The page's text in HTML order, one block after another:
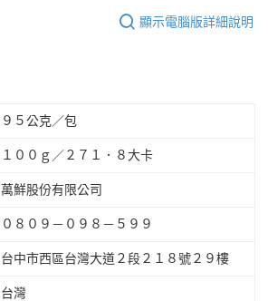
顯示電腦版詳細說明
９５公克／包
１００ｇ／２７１．８大卡
萬鮮股份有限公司
０８０９－０９８－５９９
台中市西區台灣大道２段２１８號２９樓
台灣